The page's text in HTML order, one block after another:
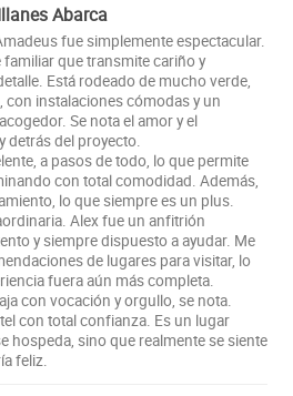
Abarca
fue simplemente espectacular.
que transmite cariño y
Está rodeado de mucho verde,
con instalaciones cómodas y un
Se nota el amor y el
detrás del proyecto.
a pasos de todo, lo que permite
con total comodidad. Además,
lo que siempre es un plus.
Alex fue un anfitrión
y siempre dispuesto a ayudar. Me
de lugares para visitar, lo
fuera aún más completa.
con vocación y orgullo, se nota.
con total confianza. Es un lugar
hospeda, sino que realmente se siente
feliz.